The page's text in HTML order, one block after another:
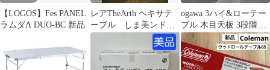
【LOGOS】Fes PANEL
ラムダΛ DUO-BC 新品
レアTheArth ヘキサテ
ーブル しま美ンドル
オルテガ柄 アウトドア
ogawa 3ハイ&ローテー
ブル 木目天板 3段階高
さ調整 折りたたみ